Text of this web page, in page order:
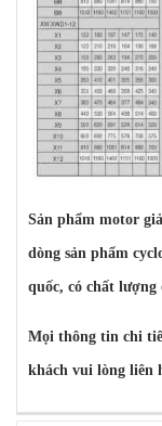
Sản phẩm motor
dòng sản phẩm
quốc, có chất
Mọi thông tin chi
khách vui lòng liên